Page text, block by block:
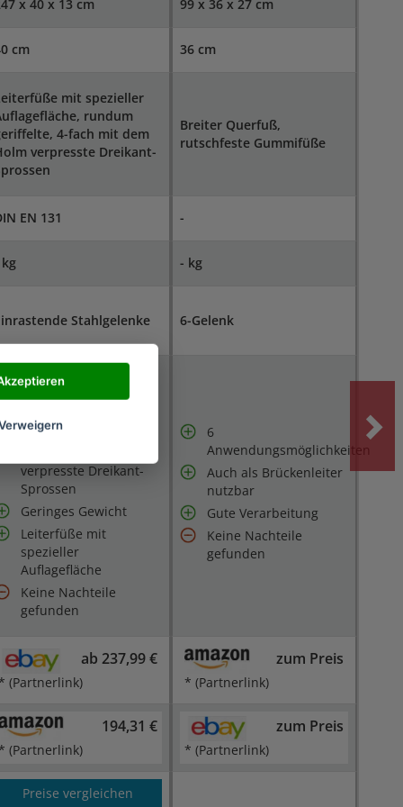
x 40 x 13 cm 99 x 36 x 27 cm
cm 36 cm
mit spezieller
rundum
4-fach mit dem
verpresste Dreikant-
Breiter Querfuß,
rutschfeste Gummifüße
EN 131 -
- kg
Stahlgelenke 6-Gelenk
Kann als Stehleiter
und Anlegeleiter
Rundum geriffelte, 4-
verpresste Dreikant-
Sprossen
Geringes Gewicht
Leiterfüße mit
spezieller
Auflagefläche
Keine Nachteile
gefunden
6
Anwendungsmöglichkeiten
Auch als Brückenleiter
nutzbar
Gute Verarbeitung
Keine Nachteile
gefunden
ab 237,99 €
(Partnerlink)
zum Preis
* (Partnerlink)
194,31 €
(Partnerlink)
zum Preis
* (Partnerlink)
Preise vergleichen